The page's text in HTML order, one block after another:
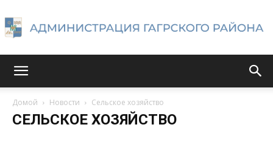
Гагрского
Домой Новости Сельское хозяйство
СЕЛЬСКОЕ ХОЗЯЙСТВО